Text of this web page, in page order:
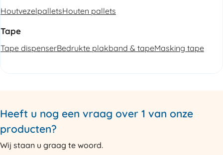
HoutvezelpalletsHouten pallets
Tape
Tape dispenserBedrukte plakband & tapeMasking tape
Heeft u nog een vraag over 1 van onze
producten?
Wij staan u graag te woord.